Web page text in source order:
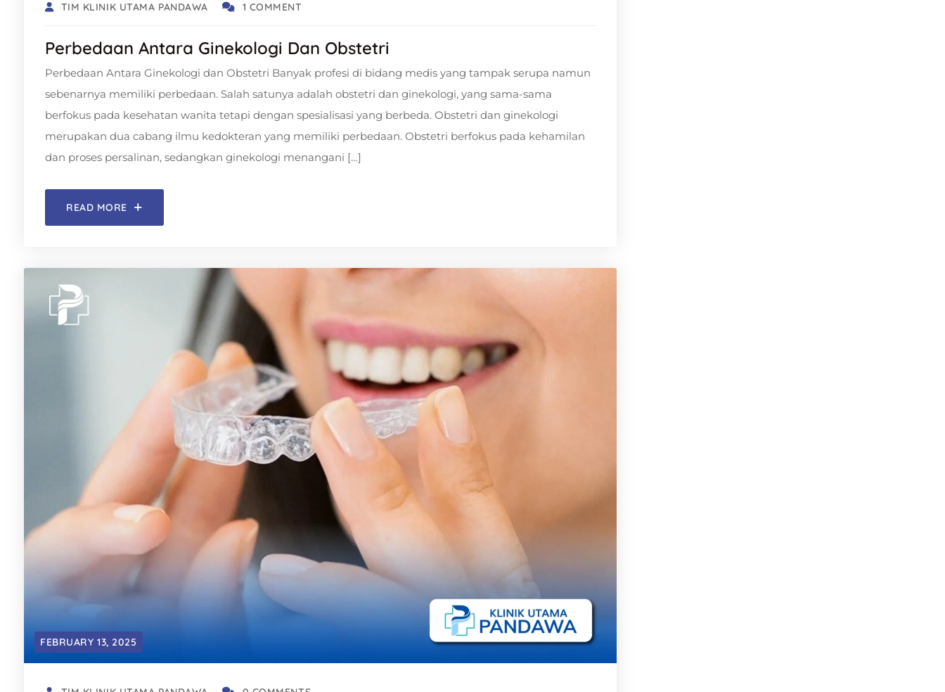
TIM KLINIK UTAMA PANDAWA 1 COMMENT
Perbedaan Antara Ginekologi Dan Obstetri
Perbedaan Antara Ginekologi dan Obstetri Banyak profesi di bidang medis yang tampak serupa namun
sebenarnya memiliki perbedaan. Salah satunya adalah obstetri dan ginekologi, yang sama-sama
berfokus pada kesehatan wanita tetapi dengan spesialisasi yang berbeda. Obstetri dan ginekologi
merupakan dua cabang ilmu kedokteran yang memiliki perbedaan. Obstetri berfokus pada kehamilan
dan proses persalinan, sedangkan ginekologi menangani […]
READ MORE
FEBRUARY 13, 2025